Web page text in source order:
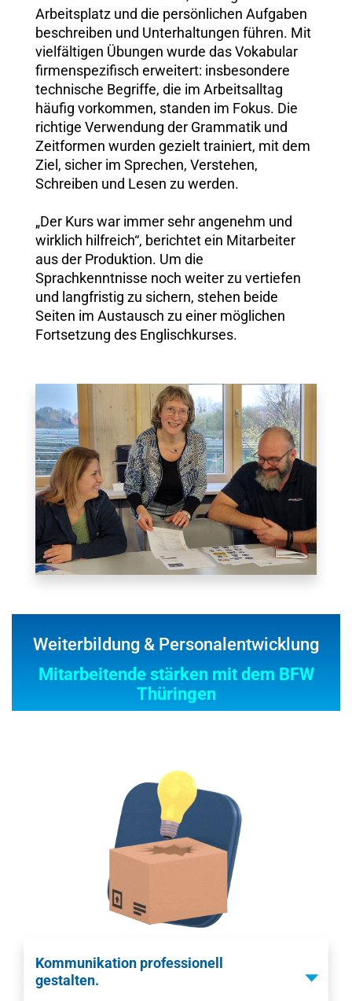
Arbeitsplatz und die persönlichen Aufgaben
beschreiben und Unterhaltungen führen. Mit
vielfältigen Übungen wurde das Vokabular
firmenspezifisch erweitert: insbesondere
technische Begriffe, die im Arbeitsalltag
häufig vorkommen, standen im Fokus. Die
richtige Verwendung der Grammatik und
Zeitformen wurden gezielt trainiert, mit dem
Ziel, sicher im Sprechen, Verstehen,
Schreiben und Lesen zu werden.
„Der Kurs war immer sehr angenehm und
wirklich hilfreich“, berichtet ein Mitarbeiter
aus der Produktion. Um die
Sprachkenntnisse noch weiter zu vertiefen
und langfristig zu sichern, stehen beide
Seiten im Austausch zu einer möglichen
Fortsetzung des Englischkurses.
Weiterbildung & Personalentwicklung
Mitarbeitende stärken mit dem BFW
Thüringen
Kommunikation professionell
gestalten.